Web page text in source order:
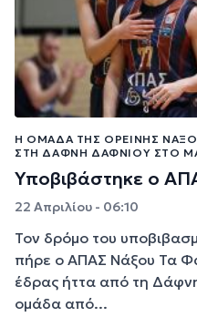
Η ΟΜΆΔΑ ΤΗΣ ΟΡΕΙΝΉΣ
ΣΤΗ ΔΆΦΝΗ ΔΑΦΝΊΟΥ ΣΤΟ
Υποβιβάστηκε ο
22 Απριλίου - 06:10
Τον δρόμο του
πήρε ο ΑΠΑΣ Νάξου Τα
έδρας ήττα από τη
ομάδα από...